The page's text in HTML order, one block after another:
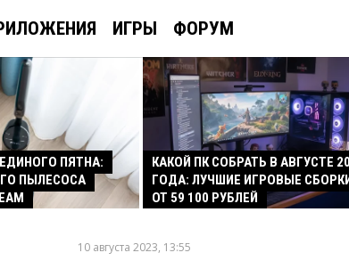
ИГРЫ ФОРУМ
ЕДИНОГО ПЯТНА:
ПЫЛЕСОСА
КАКОЙ ПК СОБРАТЬ В АВГУСТЕ
ГОДА: ЛУЧШИЕ ИГРОВЫЕ
ОТ 59 100 РУБЛЕЙ
10 августа 2023, 13:55